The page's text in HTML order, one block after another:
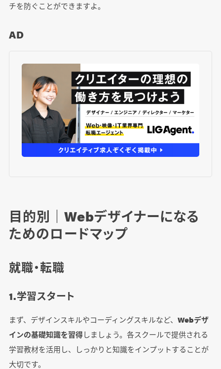
チを防ぐことができますよ。
AD
目的別｜Webデザイナーになる
ためのロードマップ
就職・転職
1.学習スタート
まず、デザインスキルやコーディングスキルなど、 Webデザ
インの基礎知識を習得しましょう。各スクールで提供される
学習教材を活用し、しっかりと知識をインプットすることが
大切です。